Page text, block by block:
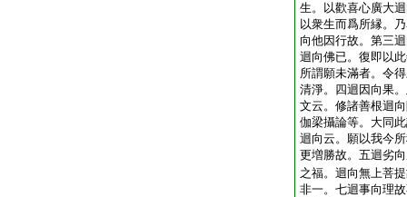
生。以歡喜心廣大
以衆生而爲所縁。
向他因行故。第三
迴向佛已。復即以
所謂願未滿者。令
清淨。四迴因向果
文云。修諸善根迴
伽梁攝論等。大同
迴向云。願以我今
更増勝故。五迴劣
之福。迴向無上菩
非一。七迴事向理